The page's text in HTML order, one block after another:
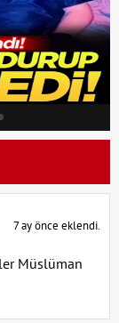
7 ay önce eklendi.
Müslüman